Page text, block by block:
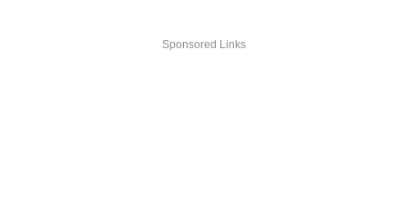
Sponsored Links